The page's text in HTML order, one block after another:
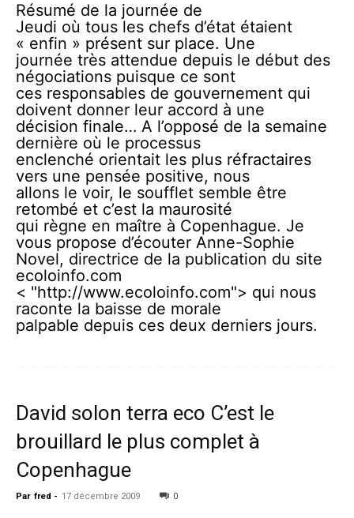
Résumé de la journée de
Jeudi où tous les chefs d’état étaient
« enfin » présent sur place. Une
journée très attendue depuis le début des
négociations puisque ce sont
ces responsables de gouvernement qui
doivent donner leur accord à une
décision finale… A l’opposé de la semaine
dernière où le processus
enclenché orientait les plus réfractaires
vers une pensée positive, nous
allons le voir, le soufflet semble être
retombé et c’est la maurosité
qui règne en maître à Copenhague. Je
vous propose d’écouter Anne-Sophie
Novel, directrice de la publication du site
ecoloinfo.com
< "http://www.ecoloinfo.com"> qui nous
raconte la baisse de morale
palpable depuis ces deux derniers jours.
David solon terra eco C’est le
brouillard le plus complet à
Copenhague
Par fred - 17 décembre 2009 0